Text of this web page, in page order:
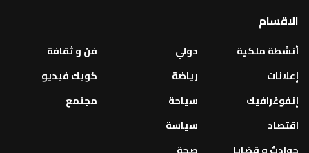
الاقسام
أنشطة ملكية
إعلانات
إنفوغرافيك
اقتصاد
دولي
رياضة
سياحة
سياسة
فن و ثقافة
كويك فيديو
مجتمع